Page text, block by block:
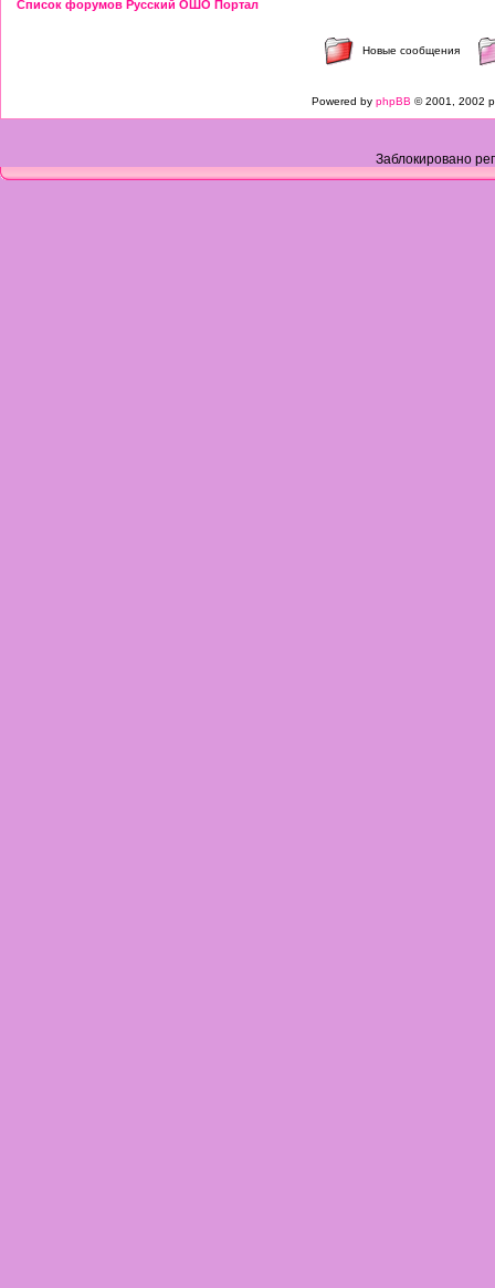
Список форумов Русский ОШО Портал
Новые сообщения
Powered by phpBB © 2001, 2002
Заблокировано